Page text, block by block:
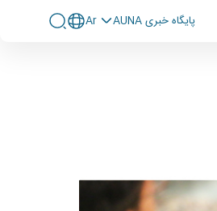
پايگاه خبری AUNA Ar